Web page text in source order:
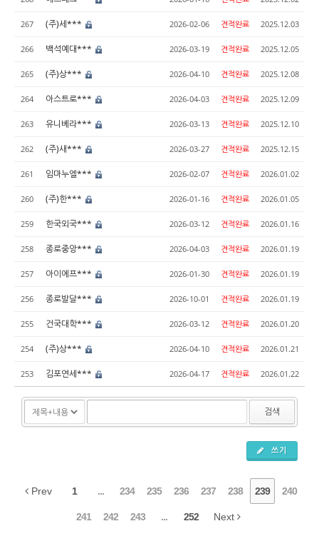
267 (주)세*** 2026-02-06 견적완료 2025.12.03
266 백석예대*** 2026-03-19 견적완료 2025.12.05
265 (주)상*** 2026-04-10 견적완료 2025.12.08
264 아스트로*** 2026-04-03 견적완료 2025.12.09
263 유니베라*** 2026-03-13 견적완료 2025.12.10
262 (주)새*** 2026-03-27 견적완료 2025.12.15
261 임마누엘*** 2026-02-07 견적완료 2026.01.02
260 (주)한*** 2026-01-16 견적완료 2026.01.05
259 한국외국*** 2026-03-12 견적완료 2026.01.16
258 종로중앙*** 2026-04-03 견적완료 2026.01.19
257 아이에프*** 2026-01-30 견적완료 2026.01.19
256 종로발달*** 2026-10-01 견적완료 2026.01.19
255 건국대학*** 2026-03-12 견적완료 2026.01.20
254 (주)상*** 2026-04-10 견적완료 2026.01.21
253 김포연세*** 2026-04-17 견적완료 2026.01.22
검색
쓰기
Prev 1 ... 234 235 236 237 238 239 240
241 242 243 ... 252 Next